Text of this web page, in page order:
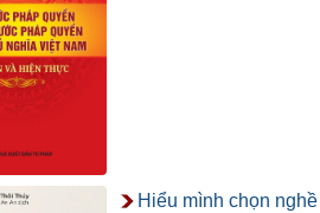
Hiểu mình chọn